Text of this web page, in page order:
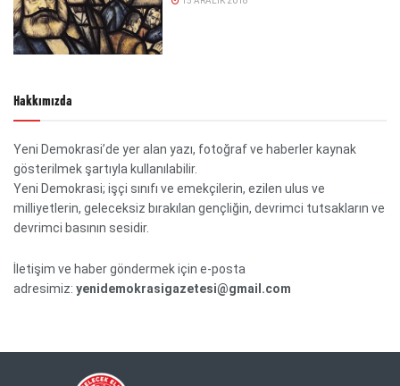
Hakkımızda
Yeni Demokrasi’de yer alan yazı, fotoğraf ve haberler kaynak
gösterilmek şartıyla kullanılabilir.
Yeni Demokrasi; işçi sınıfı ve emekçilerin, ezilen ulus ve
milliyetlerin, geleceksiz bırakılan gençliğin, devrimci tutsakların ve
devrimci basının sesidir.
İletişim ve haber göndermek için e-posta
adresimiz: yenidemokrasigazetesi@gmail.com